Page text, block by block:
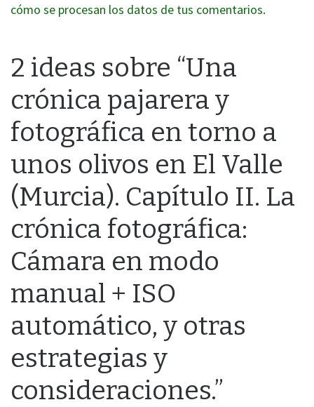
cómo se procesan los datos de tus comentarios.
2 ideas sobre “Una
crónica pajarera y
fotográfica en torno a
unos olivos en El Valle
(Murcia). Capítulo II. La
crónica fotográfica:
Cámara en modo
manual + ISO
automático, y otras
estrategias y
consideraciones.”